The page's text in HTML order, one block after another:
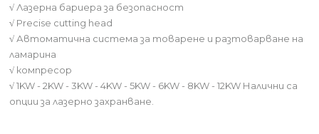
√ Лазерна бариера за безопасност
√ Precise cutting head
√ Автоматична система за товарене и разтоварване на
ламарина
√ компресор
√1KW - 2KW - 3KW - 4KW - 5KW - 6KW - 8KW - 12KW Налични са
опции за лазерно захранване.